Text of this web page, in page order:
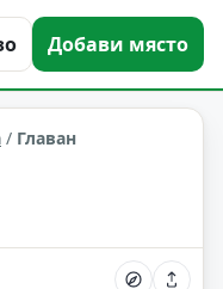
Добави място
/ Главан